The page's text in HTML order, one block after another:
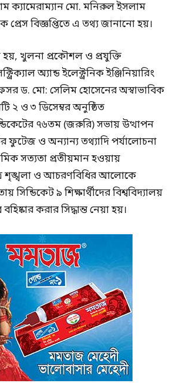
ক্যামেরাম্যান মো. মনিরুল ইসলাম
প্রেস বিজ্ঞপ্তিতে এ তথ্য জানানো হয়।
হয়, খুলনা প্রকৌশল ও প্রযুক্তি
অ্যান্ড ইলেক্ট্রনিক ইঞ্জিনিয়ারিং
ড. মো: সেলিম হোসেনের অস্বাভাবিক
২ ও ৩ ডিসেম্বর অনুষ্ঠিত
৭৬তম (জরুরি) সভায় উত্থাপন
ফুটেজ ও অন্যান্য তথ্যাদি পর্যালোচনা
সত্যতা প্রতীয়মান হওয়ায়
শৃঙ্খলা ও আচরণবিধির আলোকে
৯ শিক্ষার্থীদের বিশ্ববিদ্যালয়
করার সিদ্ধান্ত নেয়া হয়।